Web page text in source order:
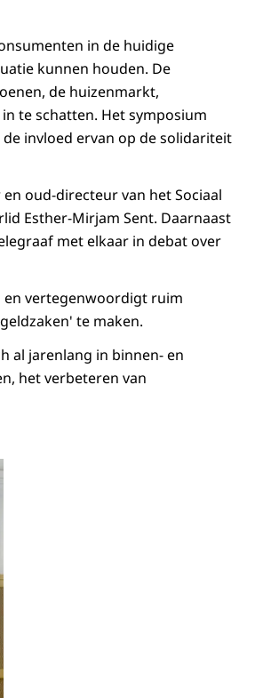
in de huidige
kunnen houden. De
de huizenmarkt,
te schatten. Het symposium
invloed ervan op de solidariteit
oud-directeur van het Sociaal
Esther-Mirjam Sent. Daarnaast
met elkaar in debat over
en vertegenwoordigt ruim
te maken.
al jarenlang in binnen- en
het verbeteren van